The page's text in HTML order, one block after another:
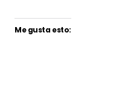
Me gusta esto: